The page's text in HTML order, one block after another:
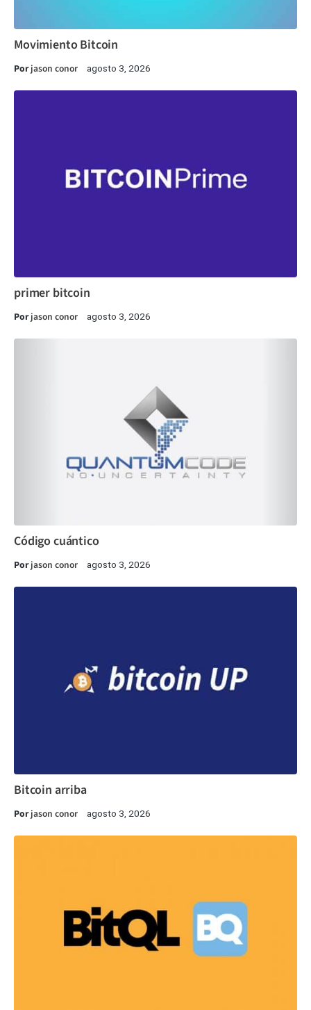
Movimiento Bitcoin
Porjason conor agosto 3, 2026
primer bitcoin
Porjason conor agosto 3, 2026
Código cuántico
Porjason conor agosto 3, 2026
Bitcoin arriba
Porjason conor agosto 3, 2026